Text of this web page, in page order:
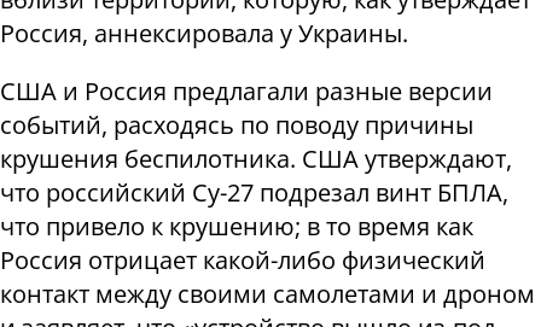
Россия, аннексировала у Украины.
США и Россия предлагали разные версии
событий, расходясь по поводу причины
крушения беспилотника. США утверждают,
что российский Су-27 подрезал винт БПЛА,
что привело к крушению; в то время как
Россия отрицает какой-либо физический
контакт между своими самолетами и дроном